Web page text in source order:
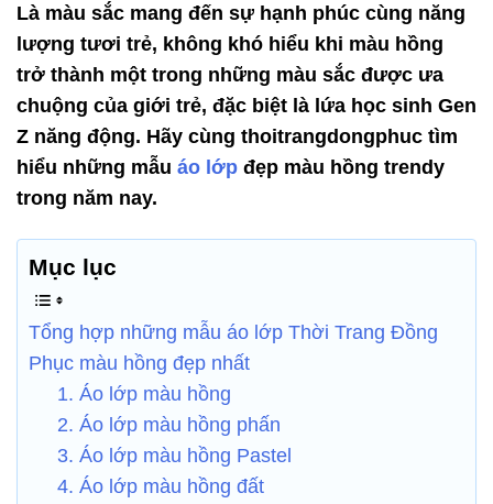
Là màu sắc mang đến sự hạnh phúc cùng năng
lượng tươi trẻ, không khó hiểu khi màu hồng
trở thành một trong những màu sắc được ưa
chuộng của giới trẻ, đặc biệt là lứa học sinh Gen
Z năng động. Hãy cùng thoitrangdongphuc tìm
hiểu những mẫu áo lớp đẹp màu hồng trendy
trong năm nay.
Mục lục
Tổng hợp những mẫu áo lớp Thời Trang Đồng
Phục màu hồng đẹp nhất
1. Áo lớp màu hồng
2. Áo lớp màu hồng phấn
3. Áo lớp màu hồng Pastel
4. Áo lớp màu hồng đất